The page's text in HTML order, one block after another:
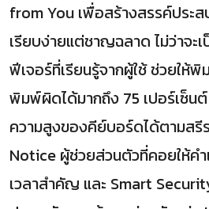
from You เพื่อสร้างสรรค์ประ
เรียบง่ายแต่ชาญฉลาด ไม่ว่าจะ
ฟีเจอร์ที่เรียนรู้จากผู้ใช้ ช่วยให้
พิมพ์ผิดได้มากถึง 75 เปอร์เซ็น
ความสูงของคีย์บอร์ดได้ตามสรี
Notice ผู้ช่วยส่วนตัวที่คอยให้คำ
เวลาสำคัญ และ Smart